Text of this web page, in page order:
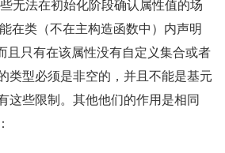
无法在初始化阶段确认属性值的场
在类（不在主构造函数中）内声明
且只有在该属性没有自定义集合或者
类型必须是非空的，并且不能是基元
这些限制。其他他们的作用是相同